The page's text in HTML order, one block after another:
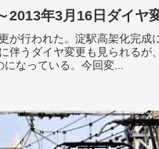
2013年3月16日ダイヤ
が行われた。淀駅高架化完成
伴うダイヤ変更も見られるが
になっている。今回変...